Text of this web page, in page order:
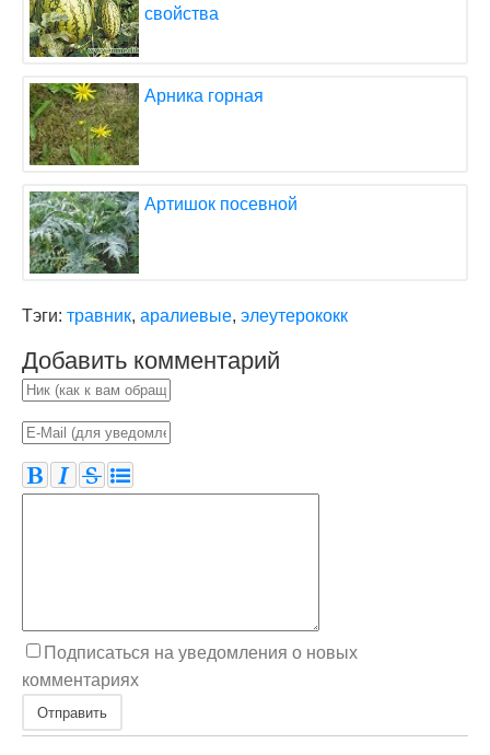
свойства
Арника горная
Артишок посевной
Тэги: травник, аралиевые, элеутерококк
Добавить комментарий
Подписаться на уведомления о новых
комментариях
Отправить